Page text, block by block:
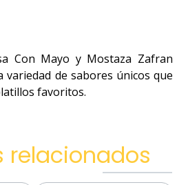
Con Mayo y Mostaza Zafran
variedad de sabores únicos que
favoritos.
relacionados